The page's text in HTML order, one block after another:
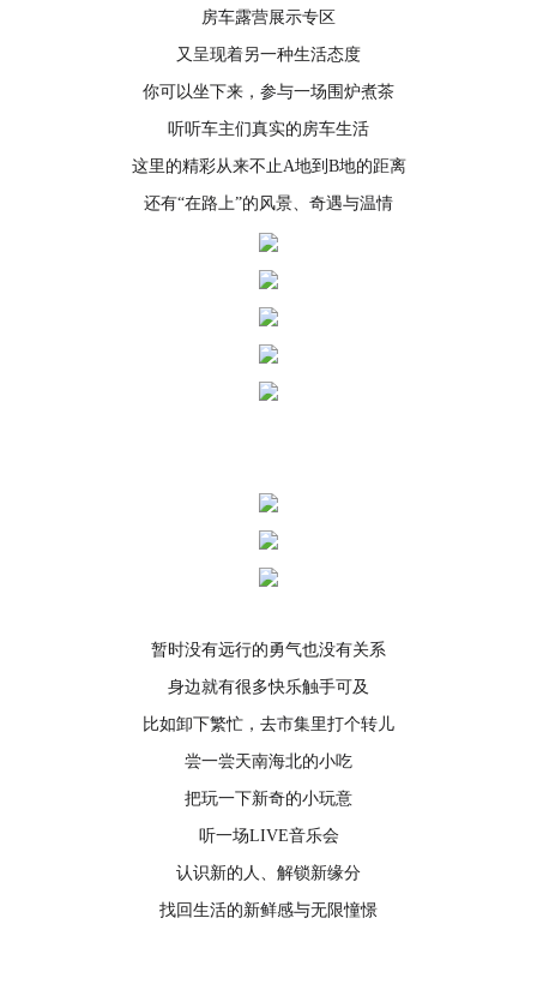
房车露营展示专区
又呈现着另一种生活态度
你可以坐下来，参与一场围炉煮茶
听听车主们真实的房车生活
这里的精彩从来不止A地到B地的距离
还有“在路上”的风景、奇遇与温情
暂时没有远行的勇气也没有关系
身边就有很多快乐触手可及
比如卸下繁忙，去市集里打个转儿
尝一尝天南海北的小吃
把玩一下新奇的小玩意
听一场LIVE音乐会
认识新的人、解锁新缘分
找回生活的新鲜感与无限憧憬